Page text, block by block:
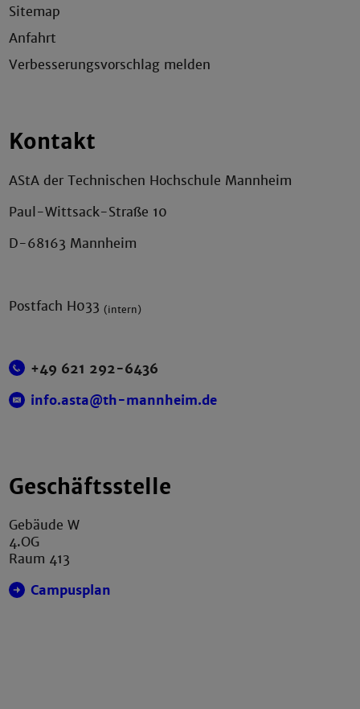
Sitemap
Anfahrt
Verbesserungsvorschlag melden
Kontakt
AStA der Technischen Hochschule Mannheim
Paul-Wittsack-Straße 10
D-68163 Mannheim
Postfach H033(intern)
+49 621 292-6436
info.asta@th-mannheim.de
Geschäftsstelle
Gebäude W
4.OG
Raum 413
Campusplan